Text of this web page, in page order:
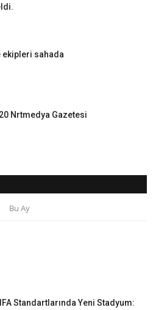
ekipleri sahada
Nrtmedya Gazetesi
Bu Ay
Standartlarında Yeni Stadyum: